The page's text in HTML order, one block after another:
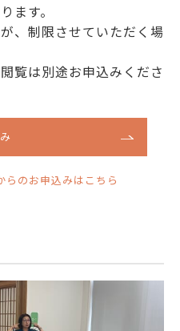
ます。
、制限させていただく場
覧は別途お申込みくださ
らのお申込みはこちら